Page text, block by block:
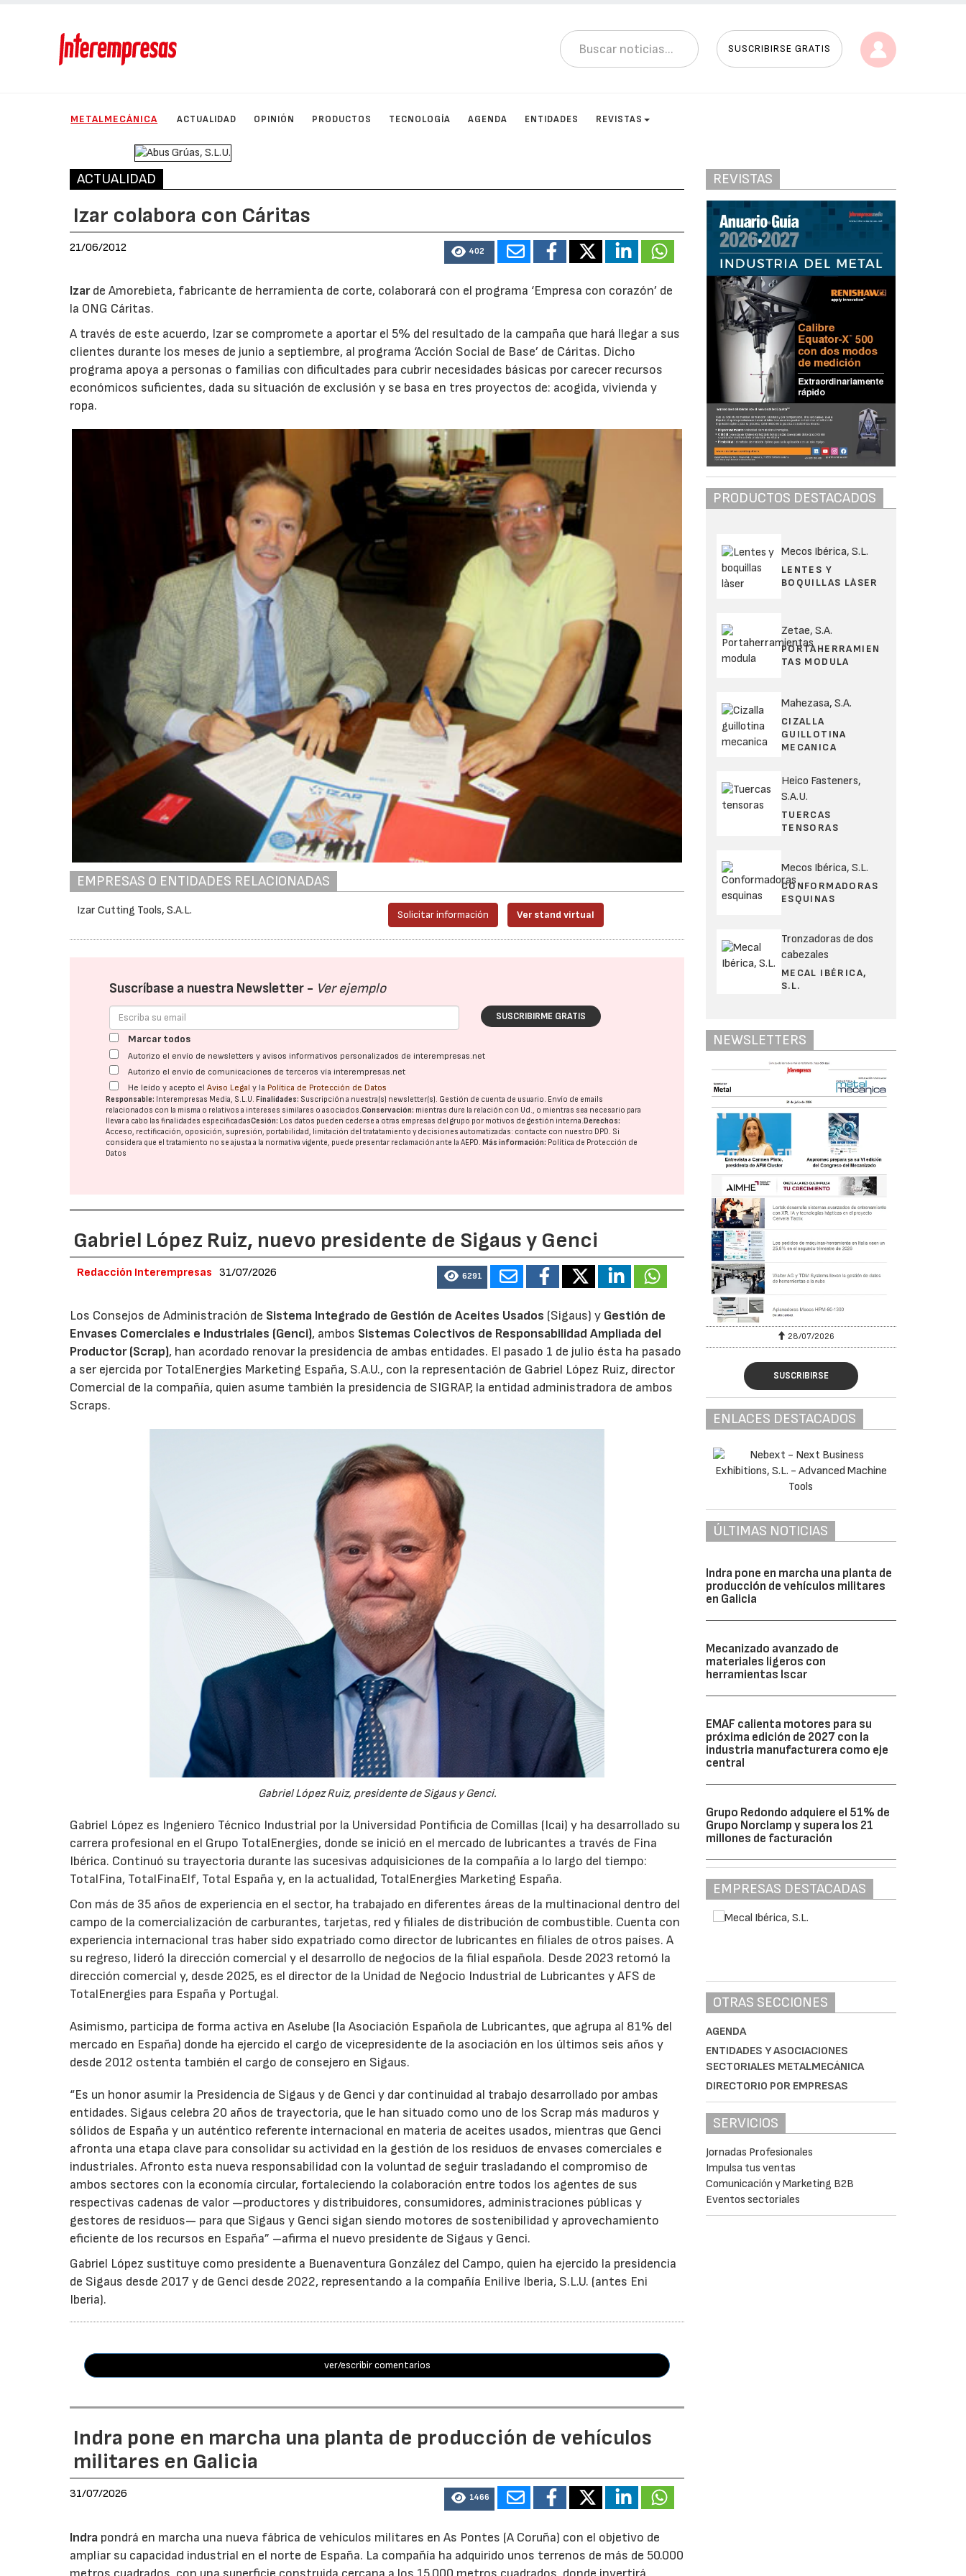
SUSCRIBIRSE GRATIS
METALMECÁNICA ACTUALIDAD OPINIÓN PRODUCTOS TECNOLOGÍA AGENDA ENTIDADES REVISTAS
ACTUALIDAD
Izar colabora con Cáritas
21/06/2012 402
Izarde Amorebieta, fabricante de herramienta de corte, colaborará con el programa ‘Empresa con corazón’ de
la ONG Cáritas.
A través de este acuerdo, Izar se compromete a aportar el 5% del resultado de la campaña que hará llegar a sus
clientes durante los meses de junio a septiembre, al programa ‘Acción Social de Base’ de Cáritas. Dicho
programa apoya a personas o familias con dificultades para cubrir necesidades básicas por carecer recursos
económicos suficientes, dada su situación de exclusión y se basa en tres proyectos de: acogida, vivienda y
ropa.
EMPRESAS O ENTIDADES RELACIONADAS
Izar Cutting Tools, S.A.L. Solicitar información Ver stand virtual
Suscríbase a nuestra Newsletter - Ver ejemplo
SUSCRIBIRME GRATIS
Marcar todos
Autorizo el envío de newsletters y avisos informativos personalizados de interempresas.net
Autorizo el envío de comunicaciones de terceros vía interempresas.net
He leído y acepto elAviso Legal y la Política de Protección de Datos
Responsable: Interempresas Media, S.L.U.Finalidades: Suscripción a nuestra(s) newsletter(s). Gestión de cuenta de usuario. Envío de emails
relacionados con la misma o relativos a intereses similares o asociados.Conservación: mientras dure la relación con Ud., o mientras sea necesario para
llevar a cabo las finalidades especificadasCesión: Los datos pueden cederse a otras empresas del grupo por motivos de gestión interna.Derechos:
Acceso, rectificación, oposición, supresión, portabilidad, limitación del tratatamiento y decisiones automatizadas: contacte con nuestro DPD. Si
considera que el tratamiento no se ajusta a la normativa vigente, puede presentar reclamación ante laAEPD.Más información: Política de Protección de
Datos
Gabriel López Ruiz, nuevo presidente de Sigaus y Genci
Redacción Interempresas 31/07/2026 6291
Los Consejos de Administración de Sistema Integrado de Gestión de Aceites Usados (Sigaus) y Gestión de
Envases Comerciales e Industriales (Genci), ambos Sistemas Colectivos de Responsabilidad Ampliada del
Productor (Scrap), han acordado renovar la presidencia de ambas entidades. El pasado 1 de julio ésta ha pasado
a ser ejercida por TotalEnergies Marketing España, S.A.U., con la representación de Gabriel López Ruiz, director
Comercial de la compañía, quien asume también la presidencia de SIGRAP, la entidad administradora de ambos
Scraps.
Gabriel López Ruiz, presidente de Sigaus y Genci.
Gabriel López es Ingeniero Técnico Industrial por la Universidad Pontificia de Comillas (Icai) y ha desarrollado su
carrera profesional en el Grupo TotalEnergies, donde se inició en el mercado de lubricantes a través de Fina
Ibérica. Continuó su trayectoria durante las sucesivas adquisiciones de la compañía a lo largo del tiempo:
TotalFina, TotalFinaElf, Total España y, en la actualidad, TotalEnergies Marketing España.
Con más de 35 años de experiencia en el sector, ha trabajado en diferentes áreas de la multinacional dentro del
campo de la comercialización de carburantes, tarjetas, red y filiales de distribución de combustible. Cuenta con
experiencia internacional tras haber sido expatriado como director de lubricantes en filiales de otros países. A
su regreso, lideró la dirección comercial y el desarrollo de negocios de la filial española. Desde 2023 retomó la
dirección comercial y, desde 2025, es el director de la Unidad de Negocio Industrial de Lubricantes y AFS de
TotalEnergies para España y Portugal.
Asimismo, participa de forma activa en Aselube (la Asociación Española de Lubricantes, que agrupa al 81% del
mercado en España) donde ha ejercido el cargo de vicepresidente de la asociación en los últimos seis años y
desde 2012 ostenta también el cargo de consejero en Sigaus.
“Es un honor asumir la Presidencia de Sigaus y de Genci y dar continuidad al trabajo desarrollado por ambas
entidades. Sigaus celebra 20 años de trayectoria, que le han situado como uno de los Scrap más maduros y
sólidos de España y un auténtico referente internacional en materia de aceites usados, mientras que Genci
afronta una etapa clave para consolidar su actividad en la gestión de los residuos de envases comerciales e
industriales. Afronto esta nueva responsabilidad con la voluntad de seguir trasladando el compromiso de
ambos sectores con la economía circular, fortaleciendo la colaboración entre todos los agentes de sus
respectivas cadenas de valor —productores y distribuidores, consumidores, administraciones públicas y
gestores de residuos— para que Sigaus y Genci sigan siendo motores de sostenibilidad y aprovechamiento
eficiente de los recursos en España” –afirma el nuevo presidente de Sigaus y Genci.
Gabriel López sustituye como presidente a Buenaventura González del Campo, quien ha ejercido la presidencia
de Sigaus desde 2017 y de Genci desde 2022, representando a la compañía Enilive Iberia, S.L.U. (antes Eni
Iberia).
ver/escribir comentarios
Indra pone en marcha una planta de producción de vehículos
militares en Galicia
31/07/2026 1466
Indra pondrá en marcha una nueva fábrica de vehículos militares en As Pontes (A Coruña) con el objetivo de
ampliar su capacidad industrial en el norte de España. La compañía ha adquirido unos terrenos de más de 50.000
REVISTAS
PRODUCTOS DESTACADOS
Mecos Ibérica, S.L.
LENTES Y
BOQUILLAS LÀSER
Zetae, S.A.
PORTAHERRAMIEN
TAS MODULA
Mahezasa, S.A.
CIZALLA
GUILLOTINA
MECANICA
Heico Fasteners,
S.A.U.
TUERCAS
TENSORAS
Mecos Ibérica, S.L.
CONFORMADORAS
ESQUINAS
Tronzadoras de dos
cabezales
MECAL IBÉRICA,
S.L.
NEWSLETTERS
28/07/2026 30/07/2026 28/07/2026
SUSCRIBIRSE
ENLACES DESTACADOS
ÚLTIMAS NOTICIAS
Indra pone en marcha una planta de
producción de vehículos militares
en Galicia
Mecanizado avanzado de
materiales ligeros con
herramientas Iscar
EMAF calienta motores para su
próxima edición de 2027 con la
industria manufacturera como eje
central
Grupo Redondo adquiere el 51% de
Grupo Norclamp y supera los 21
millones de facturación
EMPRESAS DESTACADAS
OTRAS SECCIONES
AGENDA
ENTIDADES Y ASOCIACIONES
SECTORIALES METALMECÁNICA
DIRECTORIO POR EMPRESAS
SERVICIOS
Jornadas Profesionales
Impulsa tus ventas
Comunicación y Marketing B2B
Eventos sectoriales